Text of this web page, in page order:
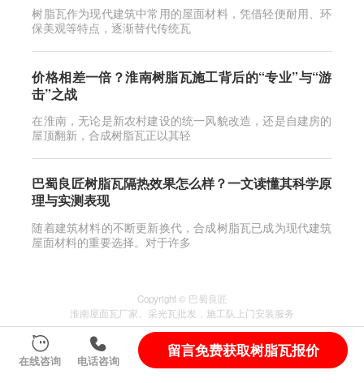
树脂瓦作为现代建筑中常用的屋面材料，凭借轻便耐用、环
保美观等特点，逐渐替代传统瓦
价格相差一倍？淮南树脂瓦施工背后的“专业”与“游
击”之战
在淮南，无论是新农村建设的统一风貌改造，还是自建房的
屋顶翻新，合成树脂瓦正以其轻
巴蜀良匠树脂瓦隔热效果怎么样？一文读懂其科学原
理与实测表现
随着建筑材料的不断更新换代，合成树脂瓦已成为现代建筑
屋面材料的重要选择。对于许多
Copyright © 巴蜀良匠
淮南屋面瓦厂家 采光瓦批发，施工队上门安装服务
服务城市：四川 自贡 宜宾 山东 佛山
自贡富顺县
蜀ICP备2024095838号-2
在线咨询 电话咨询
留言免费获取树脂瓦报价